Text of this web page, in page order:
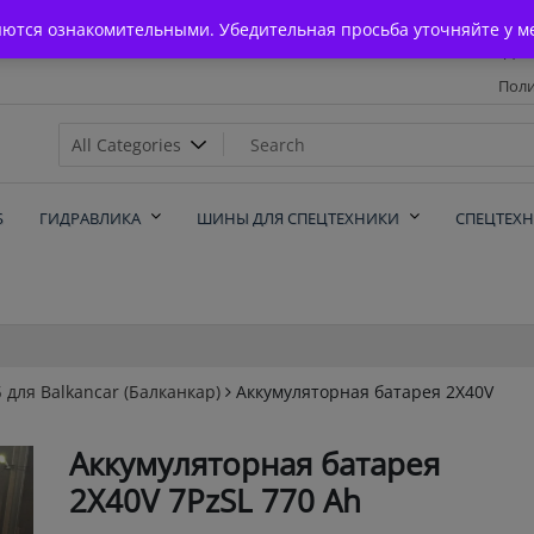
ознакомительными. Убедительная просьба уточняйте у
ГИДРАВЛИКА ШИНЫ ДЛЯ СПЕЦТЕХНИКИ
Balkanсar (Балканкар)
Аккумуляторная батарея 2X40V
Аккумуляторная батарея
2X40V 7PzSL 770 Ah